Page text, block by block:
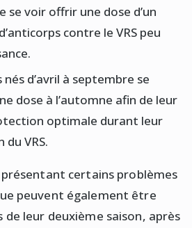
se voir offrir une dose d’un
contre le VRS peu
d’avril à septembre se
dose à l’automne afin de leur
optimale durant leur
VRS.
certains problèmes
peuvent également être
de leur deuxième saison, après